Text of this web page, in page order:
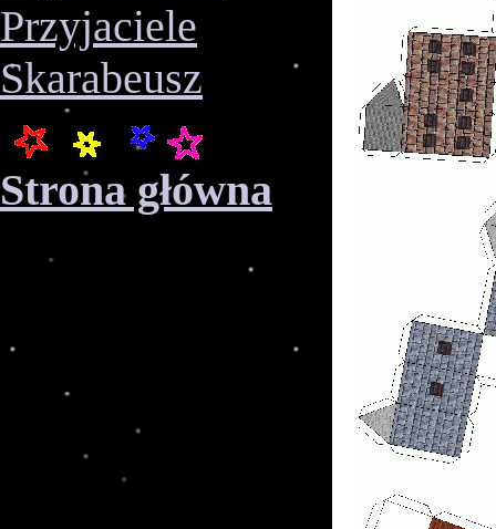
Przyjaciele
Skarabeusz
Strona główna